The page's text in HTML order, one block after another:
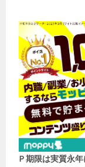
Ｐ期限は実質永